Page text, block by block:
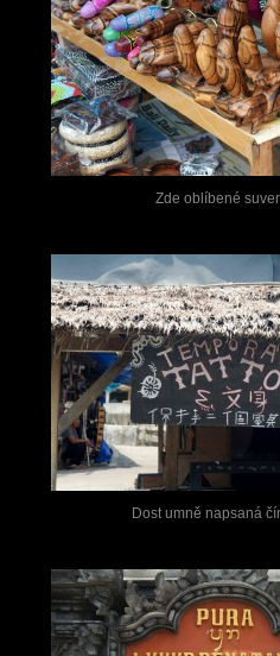
Zde oblíbené
Dost umně napsaná